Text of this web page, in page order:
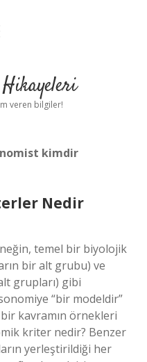
veren bilgiler!
kimdir
Nedir
temel bir biyolojik
bir alt grubu) ve
grupları) gibi
“bir modeldir”
kavramın örnekleri
kriter nedir? Benzer
yerleştirildiği her